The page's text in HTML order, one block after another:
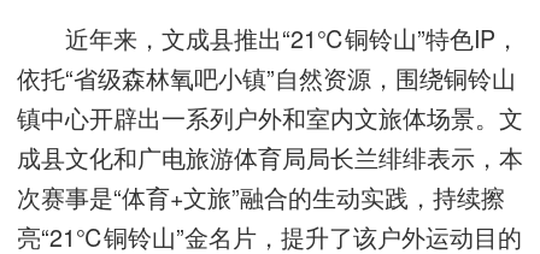
近年来，文成县推出“21℃铜铃山”特色IP，
依托“省级森林氧吧小镇”自然资源，围绕铜铃山
镇中心开辟出一系列户外和室内文旅体场景。文
成县文化和广电旅游体育局局长兰绯绯表示，本
次赛事是“体育+文旅”融合的生动实践，持续擦
亮“21℃铜铃山”金名片，提升了该户外运动目的